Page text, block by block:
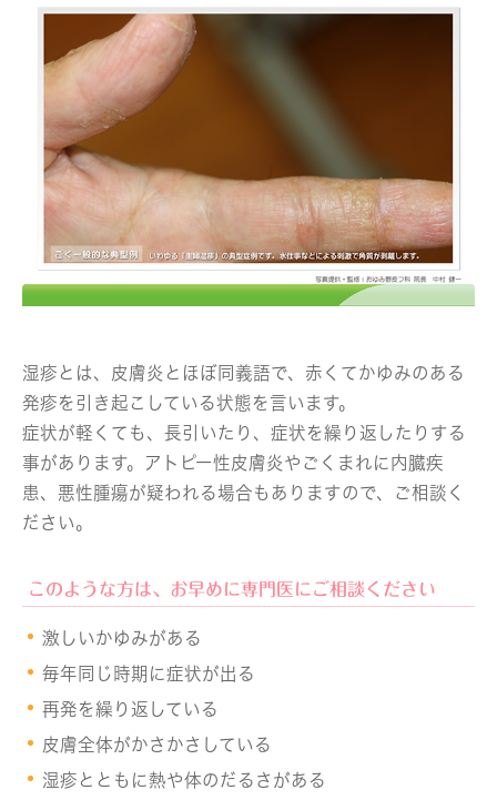
湿疹とは、皮膚炎とほぼ同義語で、赤くてかゆみのある
発疹を引き起こしている状態を言います。
症状が軽くても、長引いたり、症状を繰り返したりする
事があります。アトピー性皮膚炎やごくまれに内臓疾
患、悪性腫瘍が疑われる場合もありますので、ご相談く
ださい。
このような方は、お早めに専門医にご相談ください
激しいかゆみがある
毎年同じ時期に症状が出る
再発を繰り返している
皮膚全体がかさかさしている
湿疹とともに熱や体のだるさがある